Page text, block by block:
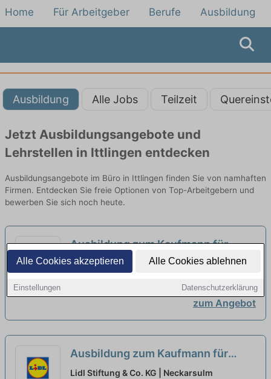
Alle Cookies akzeptieren Alle Cookies ablehnen
Einstellungen Datenschutzerklärung
Home Für Arbeitgeber Berufe Ausbildung
Ausbildung Alle Jobs Teilzeit
Jetzt Ausbildungsangebote und
Lehrstellen in Ittlingen entdecken
Ausbildungsangebote im Büro in Ittlingen finden Sie von namhaften
Firmen. Entdecken Sie freie Optionen von Top-Arbeitgebern und
bewerben Sie sich noch heute.
Ausbildung zum Kaufmann für
Büromanagement - Schwerpunkt
Einkauf 2027 (m/w/d)
Lidl Stiftung & Co. KG | Neckarsulm
zum Angebot
Ausbildung zum Kaufmann für
Büromanagement - Schwerpunkt
Lidl Stiftung & Co. KG | Neckarsulm